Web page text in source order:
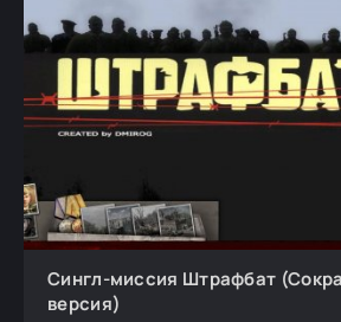
Сингл-миссия Штрафбат
версия)